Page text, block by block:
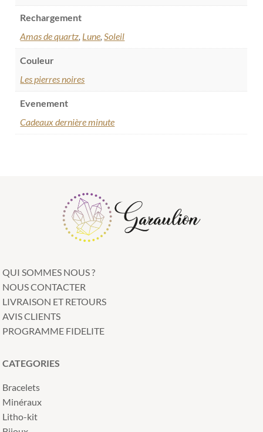
Rechargement
Amas de quartz, Lune,Soleil
Couleur
Les pierres noires
Evenement
Cadeaux dernière minute
QUI SOMMES NOUS ?
NOUS CONTACTER
LIVRAISON ET RETOURS
AVIS CLIENTS
PROGRAMME FIDELITE
CATEGORIES
Bracelets
Minéraux
Litho-kit